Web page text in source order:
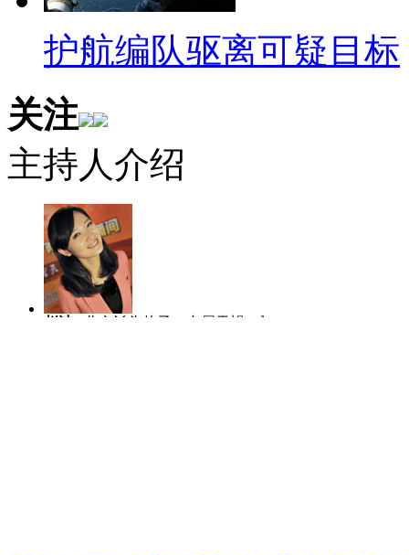
这我想是可能宣传的地方不
那大家很多市民他
不了解政府的一个美意
但他们坐来的人
后来都说这个很好 很好
所以我觉得这个宣传方面
可能要再加强一下.
护航编队驱离可疑目标
关注
主持人介绍
赵洁
北京丫头片子，专属天蝎，爱哭